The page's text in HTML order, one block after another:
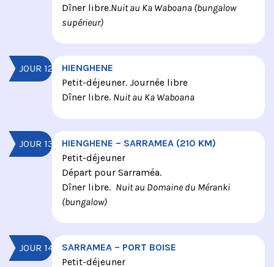
Dîner libre.Nuit au Ka Waboana (bungalow
supérieur)
JOUR 12
HIENGHENE
Petit-déjeuner. Journée libre
Dîner libre. Nuit au Ka Waboana
JOUR 13
HIENGHENE – SARRAMEA (210 KM)
Petit-déjeuner
Départ pour Sarraméa.
Dîner libre. Nuit au Domaine du Méranki
(bungalow)
JOUR 14
SARRAMEA – PORT BOISE
Petit-déjeuner